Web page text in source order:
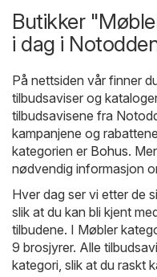
Butikker
i dag i
På nettsiden vår finner
tilbudsaviser og
tilbudsavisene fra
kampanjene og
kategorien er Bohus.
nødvendig informasjon
Hver dag ser vi etter de
slik at du kan bli kjent
tilbudene. I Møbler
9 brosjyrer. Alle
kategori, slik at du raskt